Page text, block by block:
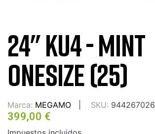
24" KU4 - MINT
ONESIZE (25)
Marca: MEGAMO SKU: 944267026
399,00 €